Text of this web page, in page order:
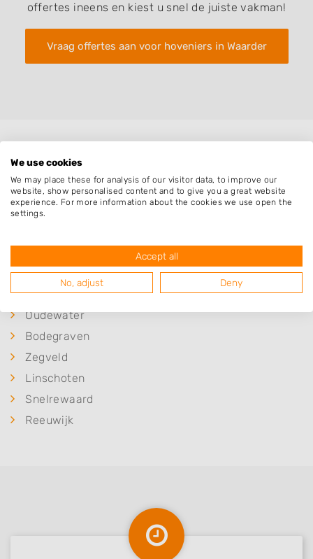
offertes ineens en kiest u snel de juiste vakman!
Vraag offertes aan voor hoveniers in Waarder
Plaatsen in de buurt
Nieuwerbrug aan den Rijn
Nieuwerbrug
Woerden
Hekendorp
Oudewater
Bodegraven
Zegveld
Linschoten
Snelrewaard
Reeuwijk
We use cookies
We may place these for analysis of our visitor data, to improve our
website, show personalised content and to give you a great website
experience. For more information about the cookies we use open the
settings.
Accept all
No, adjust Deny